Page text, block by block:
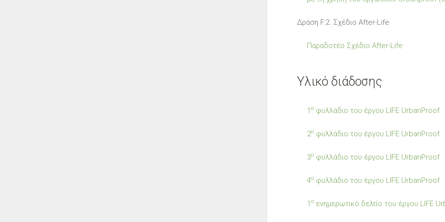
Δράση F.2. Σχέδιο After-Life
Παραδοτέο Σχέδιο After-Life
Υλικό διάδοσης
1 oφυλλάδιο του έργου LIFE UrbanProof
2oφυλλάδιο του έργου LIFE UrbanProof
3oφυλλάδιο του έργου LIFE UrbanProof
4oφυλλάδιο του έργου LIFE UrbanProof
1 oενημερωτικό δελτίο του έργου LIFE